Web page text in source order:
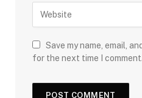
Save my name, email,
for the next time I comment.